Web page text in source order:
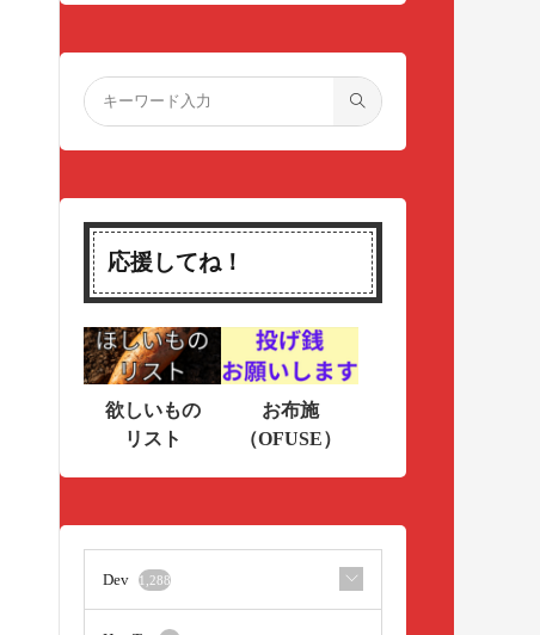
応援してね！
欲しいもの
リスト
お布施
（OFUSE）
Dev 1,288